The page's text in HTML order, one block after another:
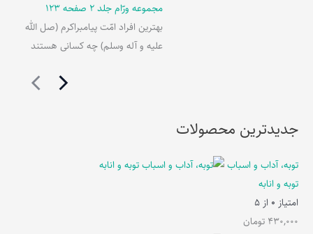
مجموعه ورّام جلد 2 صفحه 123
بهترین افراد امّت پیامبراکرم (صل الله
علیه و آله وسلم) چه کسانی هستند
جدیدترین محصولات
توبه، آداب و اسباب
توبه و انابه
امتیاز 0 از 5
430,000 تومان